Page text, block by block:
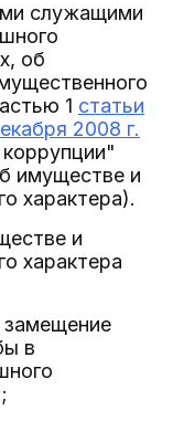
служащими
об
1 статьи
2008 г.
имуществе и
характера).
и
характера
в